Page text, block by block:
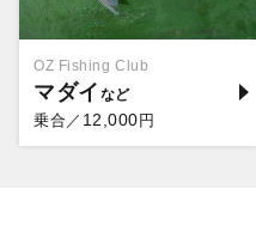
OZ Fishing Club
マダイ
乗合／ 12,000円